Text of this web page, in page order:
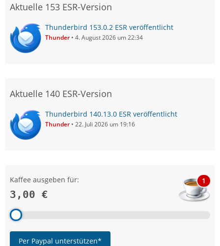
Aktuelle 153 ESR-Version
Thunderbird 153.0.2 ESR veröffentlicht
Thunder 4. August 2026 um 22:34
Aktuelle 140 ESR-Version
Thunderbird 140.13.0 ESR veröffentlicht
Thunder 22. Juli 2026 um 19:16
Kaffee ausgeben für:
3,00 €
1
Per Paypal unterstützen*